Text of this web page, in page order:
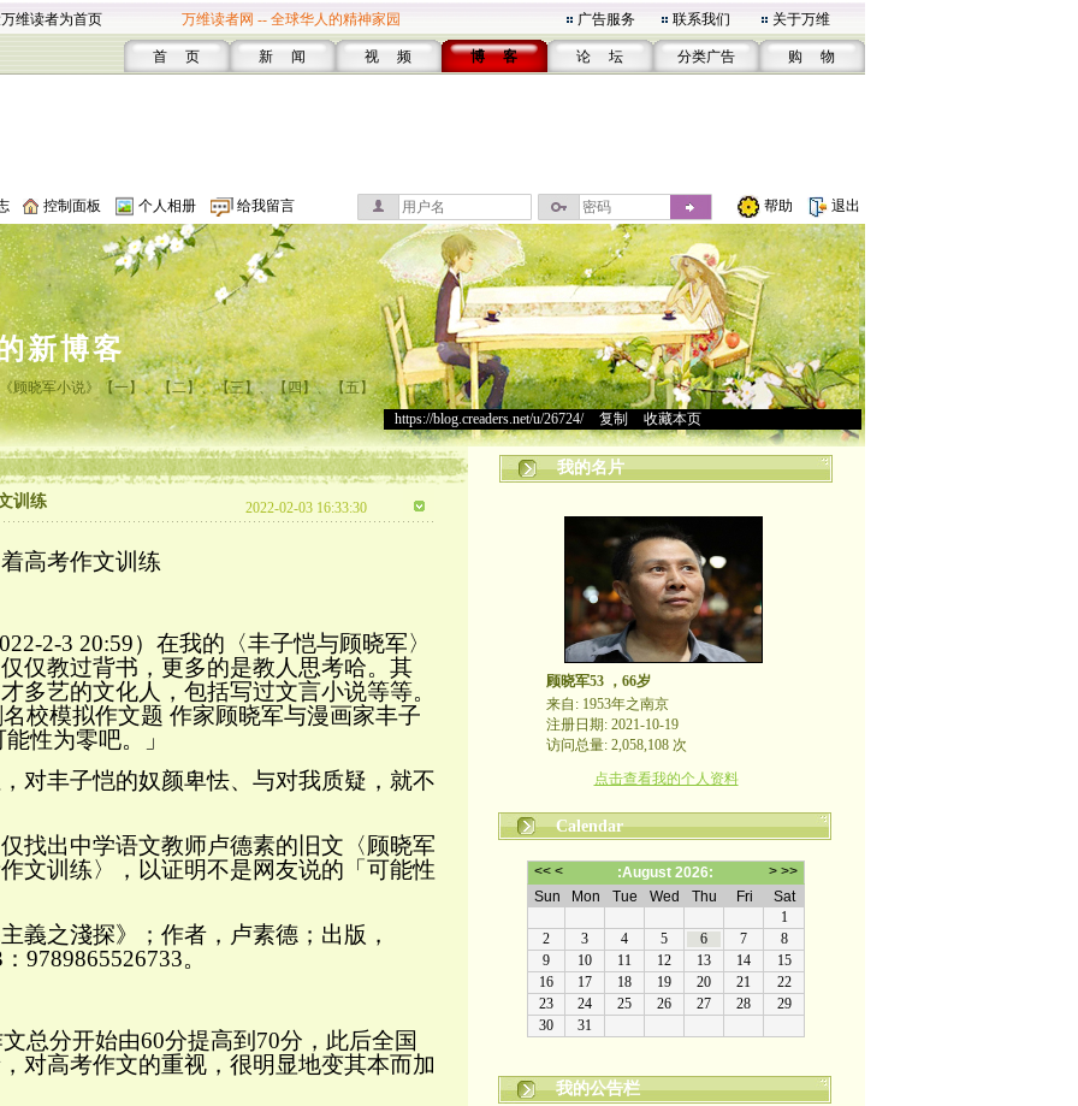
维读者为首页 万维读者网 -- 全球华人的精神家园 广告服务 联系我们 关于万维
首 页 新 闻 视 频 博 客 论 坛 分类广告 购 物
控制面板 个人相册 给我留言 帮助 退出
新博客
顾晓军小说》【一】、【二】、【三】、【四】、【五】
https://blog.creaders.net/u/26724/> 复制 收藏本页
训练 2022-02-03 16:33:30
高考作文训练
2-3 20:59）在我的〈丰子恺与顾晓军〉
仅教过背书，更多的是教人思考哈。其
多艺的文化人，包括写过文言小说等等。
校模拟作文题 作家顾晓军与漫画家丰子
性为零吧。」
丰子恺的奴颜卑怯、与对我质疑，就不
出中学语文教师卢德素的旧文〈顾晓军
文训练〉，以证明不是网友说的 「可能性
義之淺探》；作者，卢素德；出版，
： 9789865526733。
总分开始由60分提高到 70分，此后全国
对高考作文的重视，很明显地变其本而加
我的名片
顾晓军53 ，66岁
来自: 1953年之南京
注册日期: 2021-10-19
访问总量: 2,058,108 次
点击查看我的个人资料
Calendar
我的公告栏